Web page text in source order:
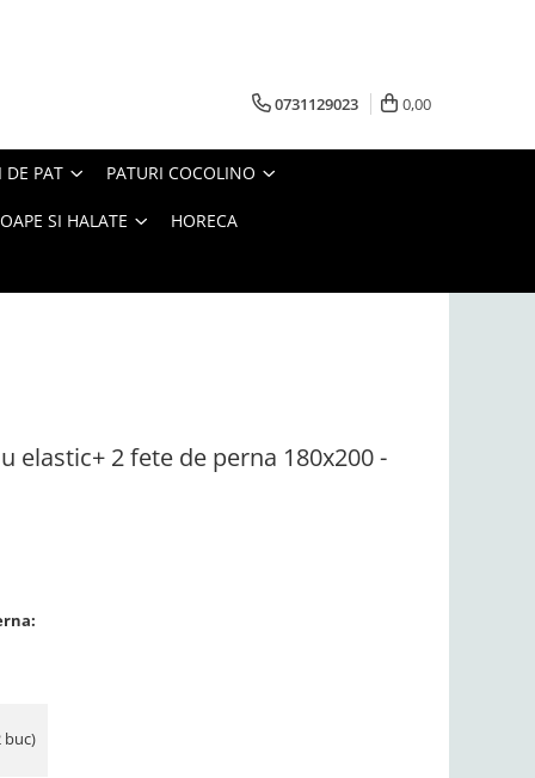
0731129023 0,00
DE PAT PATURI COCOLINO
SI HALATE HORECA
elastic+ 2 fete de perna 180x200 -
buc)